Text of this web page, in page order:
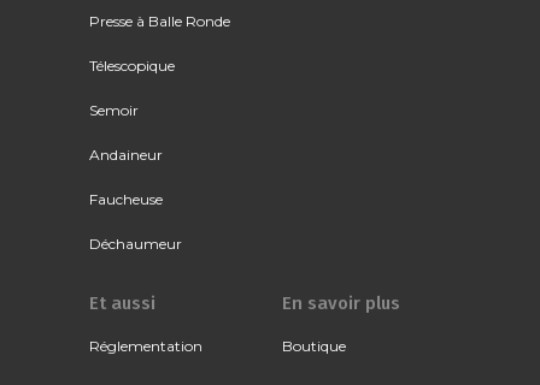
Presse à Balle Ronde
Télescopique
Semoir
Andaineur
Faucheuse
Déchaumeur
Et aussi
Réglementation
En savoir plus
Boutique